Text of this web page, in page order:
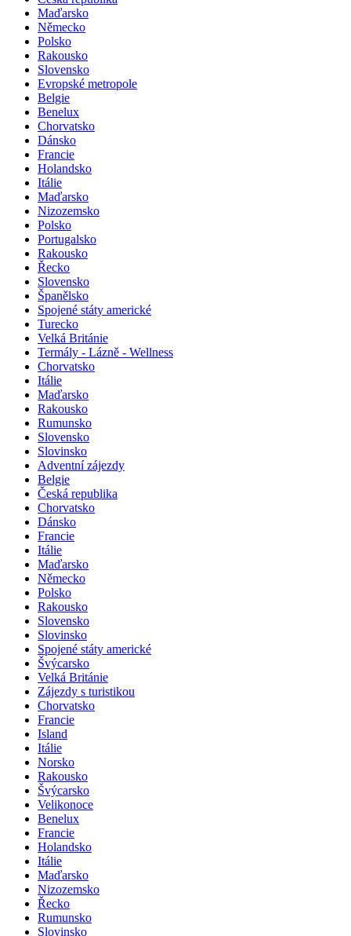
Maďarsko
Německo
Polsko
Rakousko
Slovensko
Evropské metropole
Belgie
Benelux
Chorvatsko
Dánsko
Francie
Holandsko
Itálie
Maďarsko
Nizozemsko
Polsko
Portugalsko
Rakousko
Řecko
Slovensko
Španělsko
Spojené státy americké
Turecko
Velká Británie
Termály - Lázně - Wellness
Chorvatsko
Itálie
Maďarsko
Rakousko
Rumunsko
Slovensko
Slovinsko
Adventní zájezdy
Belgie
Česká republika
Chorvatsko
Dánsko
Francie
Itálie
Maďarsko
Německo
Polsko
Rakousko
Slovensko
Slovinsko
Spojené státy americké
Švýcarsko
Velká Británie
Zájezdy s turistikou
Chorvatsko
Francie
Island
Itálie
Norsko
Rakousko
Švýcarsko
Velikonoce
Benelux
Francie
Holandsko
Itálie
Maďarsko
Nizozemsko
Řecko
Rumunsko
Slovinsko